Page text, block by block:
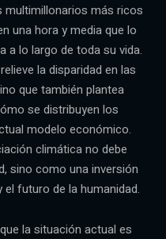
multimillonarios más ricos
una hora y media que lo
a lo largo de toda su vida.
la disparidad en las
que también plantea
se distribuyen los
modelo económico.
climática no debe
sino como una inversión
el futuro de la humanidad.
la situación actual es